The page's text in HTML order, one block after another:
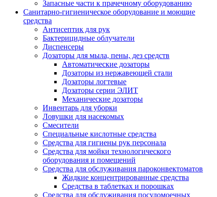
Запасные части к прачечному оборудованию
Санитарно-гигиеническое оборудование и моющие
средства
Антисептик для рук
Бактерицидные облучатели
Диспенсеры
Дозаторы для мыла, пены, дез средств
Автоматические дозаторы
Дозаторы из нержавеющей стали
Дозаторы логтевые
Дозаторы серии ЭЛИТ
Механические дозаторы
Инвентарь для уборки
Ловушки для насекомых
Смесители
Специальные кислотные средства
Средства для гигиены рук персонала
Средства для мойки технологического
оборудования и помещений
Средства для обслуживания пароконвектоматов
Жидкие концентрированные средства
Средства в таблетках и порошках
Средства для обслуживания посудомоечных